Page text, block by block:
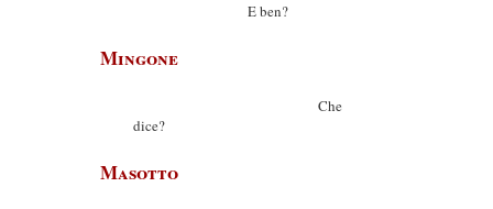
E ben?
Mingone
Che
dice?
Masotto